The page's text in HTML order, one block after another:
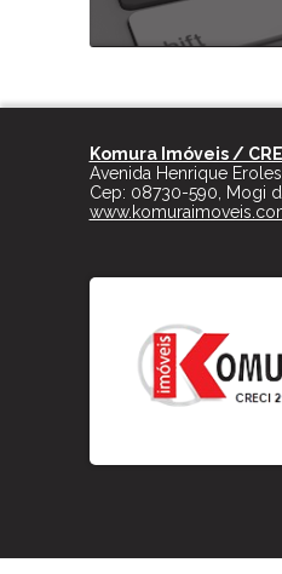
Komura Imóveis /
Avenida Henrique
Cep: 08730-590 Mogi